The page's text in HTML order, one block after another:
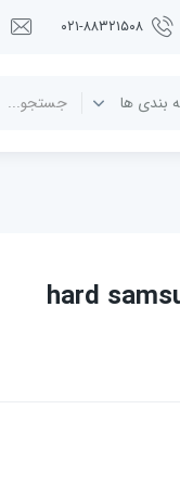
۰۲۱-۸۸۳۲۱۵۰۸